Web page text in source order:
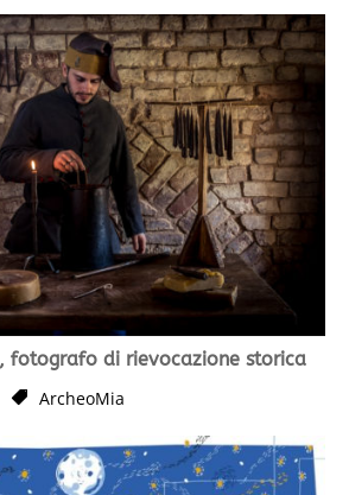
fotografo di rievocazione storica
ArcheoMia